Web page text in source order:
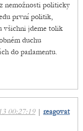
nemožnosti politicky
první politik,
všichni jdeme tolik
duchu
do parlamentu.
00:27:19| reagovat